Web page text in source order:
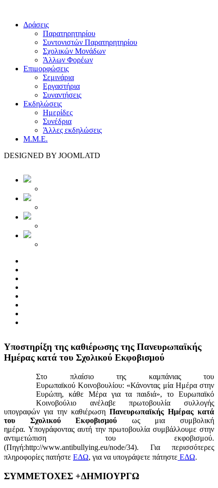
Δράσεις
Παρατηρητηρίου
Συντονιστών Παρατηρητηρίου
Σχολικών Μονάδων
Άλλων Φορέων
Επιμορφώσεις
Σεμινάρια
Εργαστήρια
Συναντήσεις
Εκδηλώσεις
Ημερίδες
Συνέδρια
Άλλες εκδηλώσεις
Μ.Μ.Ε.
DESIGNED BY JOOMLATD
Yποστηρίξη της καθιέρωσης της Πανευρωπαϊκής
Ημέρας κατά του Σχολικού Εκφοβισμού
Στο πλαίσιο της καμπάνιας του
Ευρωπαϊκού Κοινοβουλίου: «Κάνοντας μία Ημέρα στην
Ευρώπη, κάθε Μέρα για τα παιδιά», το Ευρωπαϊκό
Κοινοβούλιο ανέλαβε πρωτοβουλία συλλογής
υπογραφών για την καθιέρωση Πανευρωπαϊκής Ημέρας κατά
του Σχολικού Εκφοβισμού ως μια συμβολική
ημέρα. Υπογράφοντας αυτή την πρωτοβουλία συμβάλλουμε στην
αντιμετώπιση του εκφοβισμού.
(Πηγή:http://www.antibullying.eu/node/34). Για περισσότερες
πληροφορίες πατήστε ΕΔΩ, για να υπογράψετε πάτηστε ΕΔΩ.
1x
ΣΥΜΜΕΤΟΧΕΣ +ΔΗΜΙΟΥΡΓΩ